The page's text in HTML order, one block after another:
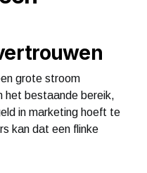
grote stroom
het bestaande bereik,
in marketing hoeft te
kan dat een flinke